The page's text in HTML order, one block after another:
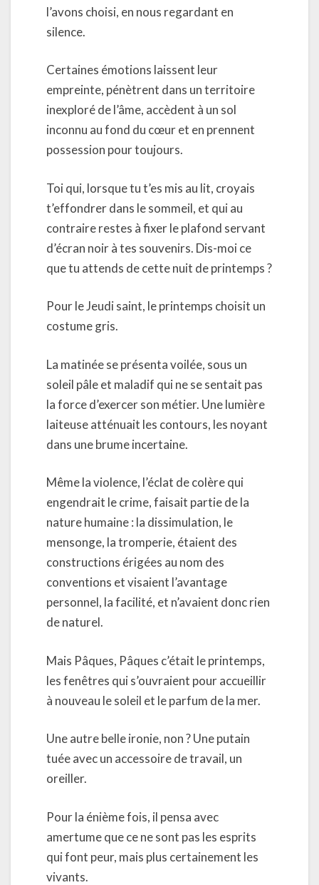
l’avons choisi, en nous regardant en
silence.
Certaines émotions laissent leur
empreinte, pénètrent dans un territoire
inexploré de l’âme, accèdent à un sol
inconnu au fond du cœur et en prennent
possession pour toujours.
Toi qui, lorsque tu t’es mis au lit, croyais
t’effondrer dans le sommeil, et qui au
contraire restes à fixer le plafond servant
d’écran noir à tes souvenirs. Dis-moi ce
que tu attends de cette nuit de printemps ?
Pour le Jeudi saint, le printemps choisit un
costume gris.
La matinée se présenta voilée, sous un
soleil pâle et maladif qui ne se sentait pas
la force d’exercer son métier. Une lumière
laiteuse atténuait les contours, les noyant
dans une brume incertaine.
Même la violence, l’éclat de colère qui
engendrait le crime, faisait partie de la
nature humaine : la dissimulation, le
mensonge, la tromperie, étaient des
constructions érigées au nom des
conventions et visaient l’avantage
personnel, la facilité, et n’avaient donc rien
de naturel.
Mais Pâques, Pâques c’était le printemps,
les fenêtres qui s’ouvraient pour accueillir
à nouveau le soleil et le parfum de la mer.
Une autre belle ironie, non ? Une putain
tuée avec un accessoire de travail, un
oreiller.
Pour la énième fois, il pensa avec
amertume que ce ne sont pas les esprits
qui font peur, mais plus certainement les
vivants.